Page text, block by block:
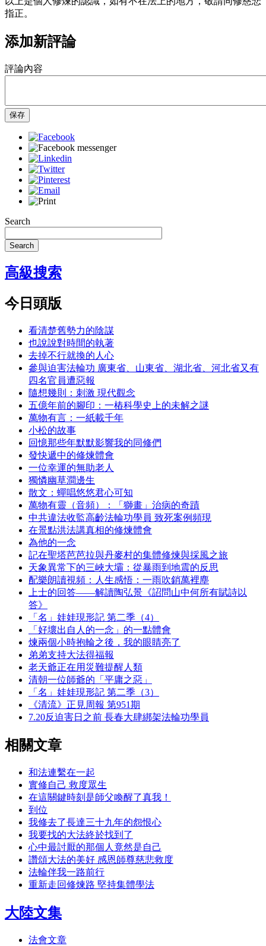
指正。
添加新評論
評論內容
保存
Search
Search
高級搜索
今日頭版
看清楚舊勢力的陰謀
也說說對時間的執著
去掉不行就換的人心
參與迫害法輪功 廣東省、山東省、湖北省、河北省又有
四名官員遭惡報
隨想幾則：刺激 現代觀念
五億年前的腳印：一樁科學史上的未解之謎
萬物有言：一紙載千年
小松的故事
回憶那些年默默影響我的同修們
發快遞中的修煉體會
一位幸運的無助老人
獨憐幽草澗邊生
散文：蟬唱悠悠君心可知
萬物有靈（音頻）：「獅畫」治病的奇蹟
中共違法收監高齡法輪功學員 致死案例頻現
在景點洪法講真相的修煉體會
為他的一念
記在聖塔芭芭拉與丹麥村的集體修煉與採風之旅
天象異常下的三峽大壩：從暴雨到地震的反思
配樂朗讀視頻：人生感悟：一雨吹銷萬裡塵
上士的回答——解讀陶弘景《詔問山中何所有賦詩以
答》
「名」娃娃現形記 第二季（4）
「好壞出自人的一念」的一點體會
煉兩個小時抱輪之後，我的眼睛亮了
弟弟支持大法得福報
老天爺正在用災難提醒人類
清朝一位師爺的「平庸之惡」
「名」娃娃現形記 第二季（3）
《清流》正見周報 第951期
7.20反迫害日之前 長春大肆綁架法輪功學員
相關文章
和法連繫在一起
實修自己 救度眾生
在這關鍵時刻是師父喚醒了真我！
到位
我修去了長達三十九年的怨恨心
我要找的大法終於找到了
心中最討厭的那個人竟然是自己
讚頌大法的美好 感恩師尊慈悲救度
法輪伴我一路前行
重新走回修煉路 堅持集體學法
大陸文集
法會文章